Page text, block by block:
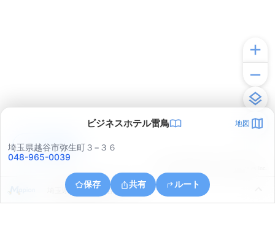
ビジネスホテル雷鳥 地図
埼玉県越谷市弥生町３−３６
048-965-0039
保存 共有 ルート
埼玉県越谷市南越谷２丁目５
アプリで見る